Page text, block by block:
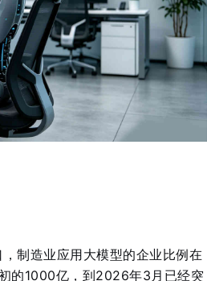
制造业应用大模型的企业比例在
的1000亿，到2026年3月已经突